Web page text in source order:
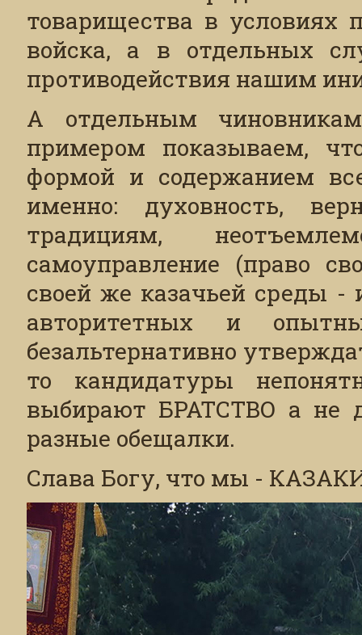
товарищества в условиях
войска, а в отдельных
противодействия нашим
А отдельным
примером показываем,
формой и содержанием
именно: духовность,
традициям,
самоуправление (право
своей же казачьей среды -
авторитетных и
безальтернативно
то кандидатуры
выбирают БРАТСТВО а не
разные обещалки.
Слава Богу, что мы -